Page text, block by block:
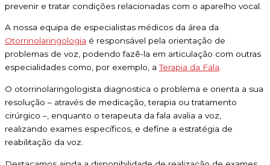
prevenir e tratar condições relacionadas com o aparelho vocal.
A nossa equipa de especialistas médicos da área da
Otorrinolaringologia é responsável pela orientação de
problemas de voz, podendo fazê-la em articulação com outras
especialidades como, por exemplo, aTerapia da Fala.
O otorrinolaringologista diagnostica o problema e orienta a sua
resolução – através de medicação, terapia ou tratamento
cirúrgico –, enquanto o terapeuta da fala avalia a voz,
realizando exames específicos, e define a estratégia de
reabilitação da voz.